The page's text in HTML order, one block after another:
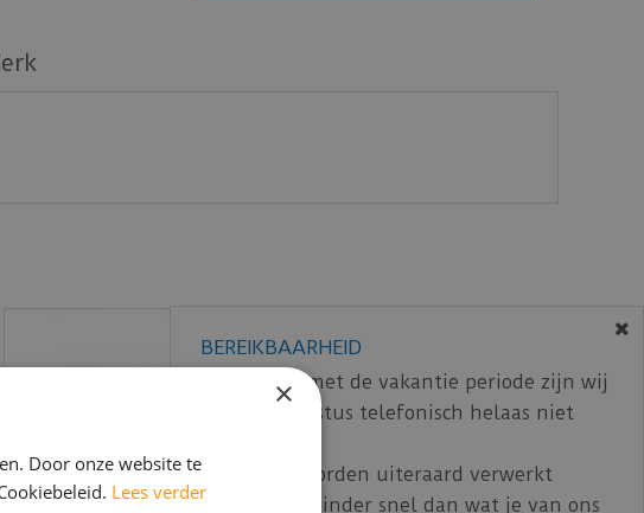
BEREIKBAARHEID
In verband met de vakantie periode zijn wij
t/m 14 augustus telefonisch helaas niet
Bestelling worden uiteraard verwerkt
echter iets minder snel dan wat je van ons
×
Door onze website te
Lees verder